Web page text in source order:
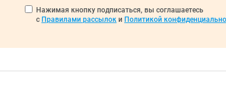
Нажимая кнопку подписаться, вы соглашаетесь
с Правилами рассылок и Политикой